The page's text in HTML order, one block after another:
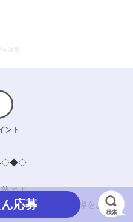
深夜
ント
◇◆◇
です。
意な理系科目の指導をお願い
応募
検索